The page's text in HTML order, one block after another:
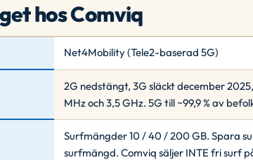
hos Comviq
Net4Mobility (Tele2-baserad 5G)
2G nedstängt, 3G släckt december
MHz och 3,5 GHz. 5G till ~99,9 % av
Surfmängder 10 / 40 / 200 GB. Spara
surfmängd. Comviq säljer INTE fri surf